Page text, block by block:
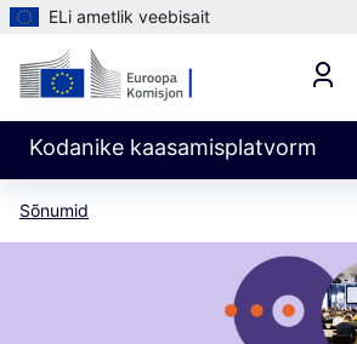
ELi ametlik veebisait
Kodanike kaasamisplatvorm
Sõnumid